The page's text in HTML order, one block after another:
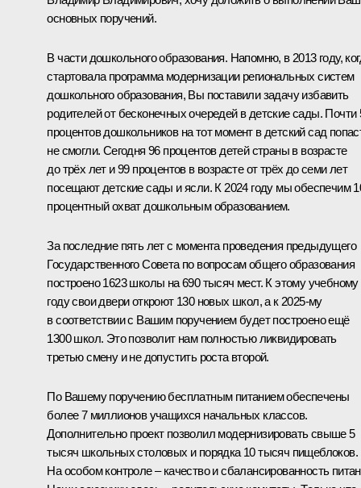
основных поручений.
В части дошкольного образования. Напомню, в 2013 году,
стартовала программа модернизации региональных систем
дошкольного образования, Вы поставили задачу избавить
родителей от бесконечных очередей в детские сады. Почти
процентов дошкольников на тот момент в детский сад
не смогли. Сегодня 96 процентов детей страны в возрасте
до трёх лет и 99 процентов в возрасте от трёх до семи лет
посещают детские сады и ясли. К 2024 году мы обеспечим
процентный охват дошкольным образованием.
За последние пять лет с момента проведения предыдущего
Государственного Совета по вопросам общего образования
построено 1623 школы на 690 тысяч мест. К этому учебному
году свои двери откроют 130 новых школ, а к 2025-му
в соответствии с Вашим поручением будет построено ещё
1300 школ. Это позволит нам полностью ликвидировать
третью смену и не допустить роста второй.
По Вашему поручению бесплатным питанием обеспечены
более 7 миллионов учащихся начальных классов.
Дополнительно проект позволил модернизировать свыше 5
тысяч школьных столовых и порядка 10 тысяч пищеблоков.
На особом контроле – качество и сбалансированность